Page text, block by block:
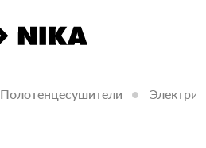
Полотенцесушители